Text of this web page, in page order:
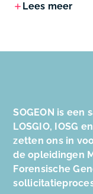
Lees meer
SOGEON is een
LOSGIO, IOSG
zetten ons in
de opleidingen
Forensische